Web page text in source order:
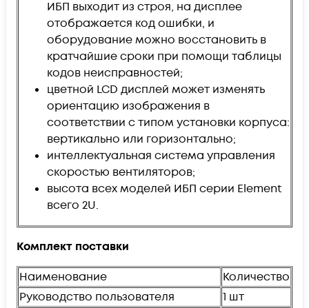
ИБП выходит из строя, на дисплее
отображается код ошибки, и
оборудование можно восстановить в
кратчайшие сроки при помощи таблицы
кодов неисправностей;
цветной LCD дисплей может изменять
ориентацию изображения в
соответствии с типом установки корпуса:
вертикально или горизонтально;
интеллектуальная система управления
скоростью вентиляторов;
высота всех моделей ИБП серии Element
всего 2U.
Комплект поставки
Наименование
Количество
Руководство пользователя
1 шт